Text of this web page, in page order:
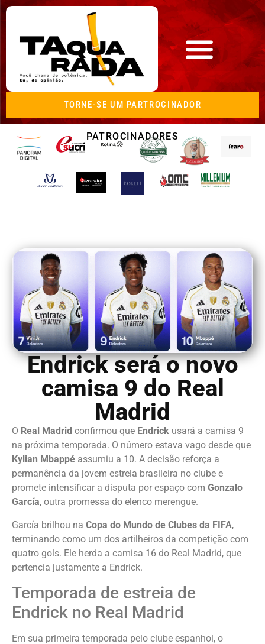
TORNE-SE UM PARTROCINADOR
PATROCINADORES
Endrick será o novo
camisa 9 do Real
Madrid
O Real Madrid confirmou que Endrick usará a camisa 9
na próxima temporada. O número estava vago desde que
Kylian Mbappé assumiu a 10. A decisão reforça a
permanência da jovem estrela brasileira no clube e
promete intensificar a disputa por espaço com Gonzalo
García, outra promessa do elenco merengue.
García brilhou na Copa do Mundo de Clubes da FIFA,
terminando como um dos artilheiros da competição com
quatro gols. Ele herda a camisa 16 do Real Madrid, que
pertencia justamente a Endrick.
Temporada de estreia de
Endrick no Real Madrid
Em sua primeira temporada pelo clube espanhol, o